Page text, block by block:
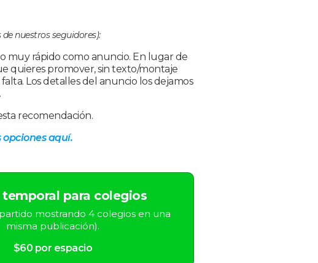
nuestros seguidores):
muy rápido como anuncio. En lugar de
quieres promover, sin texto/montaje
Los detalles del anuncio los dejamos
recomendación.
opciones aquí.
para colegios
mostrando 4 colegios en una
misma publicación).
$60 por espacio